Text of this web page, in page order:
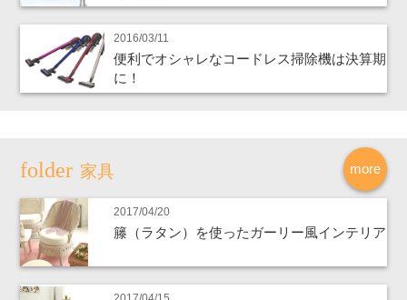
2016/03/11
便利でオシャレなコードレス掃除機は決算期
に！
more
家具
2017/04/20
籐（ラタン）を使ったガーリー風インテリア